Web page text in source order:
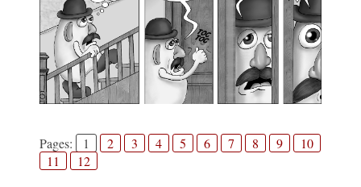
Pages: 1 2 3 4 5 6 7 8 9
10
11
12